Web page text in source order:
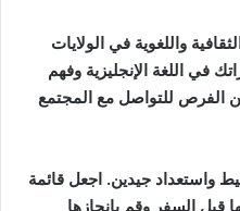
واللغوية في الولايات
في اللغة الإنجليزية وفهم
الفرص للتواصل مع المجتمع
واستعداد جيدين. اجعل قائمة
قبل السفر وقم بإنجازها